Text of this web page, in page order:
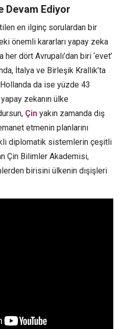
Devam Ediyor
en ilginç sorulardan bir
önemli kararları yapay zeka
dört Avrupalı’dan biri ‘evet’
İtalya ve Birleşik Krallık’ta
Hollanda da ise yüzde 43
zekanın ülke
Çin yakın zamanda dış
etmenin planlarını
diplomatik sistemlerin çeşitli
Çin Bilimler Akademisi,
birisini ülkenin dışişleri